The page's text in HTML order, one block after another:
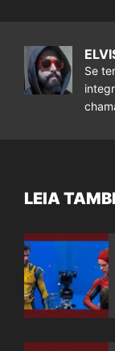
Se
LEIA